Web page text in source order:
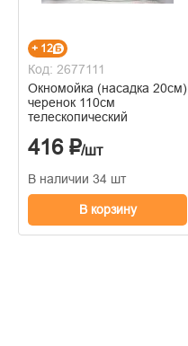
+ 12
Код: 2677111
Окномойка (насадка 20см)
черенок 110см
телескопический
416 ₽/шт
В наличии 34 шт
В корзину